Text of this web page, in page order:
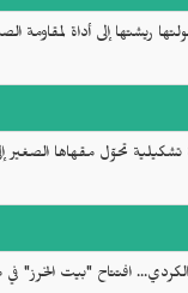
ريشتها إلى أداة لمقاومة
تشكيلية تحوّل مقهاها
الكردي... افتتاح "بيت الخرز" في